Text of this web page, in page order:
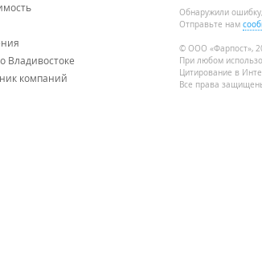
колес (развал-схождения);
DSG;
обслуживание легкового и
Владивостоке
компаний
Обнаружили
Отправьте нам
© ООО «Фарпост»,
При любом
Цитирование в
Все права